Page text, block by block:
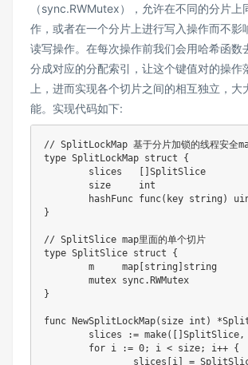
（sync.RWMutex），允许在不同的分片上
作，或者在一个分片上进行写入操作而不影
读写操作。在每次操作前我们会用哈希函数
分成对应的分配索引，让这个键值对的操作
上，进而实现各个切片之间的相互独立，大
能。实现代码如下:
// SplitLockMap 基于分片加锁的线程安全
type SplitLockMap struct
{
	slices
[ ]
	size
int
	hashFunc
func( key string )
}
// SplitSlice map里面的单个切片
type SplitSlice struct
{
	m
map [string ] string
	mutex sync
.
}
func NewSplitLockMap( size int ) *
	slices
:= make( [ ] SplitSlice ,
for i := 0; i < size; i++ {
		slices
[i ] =